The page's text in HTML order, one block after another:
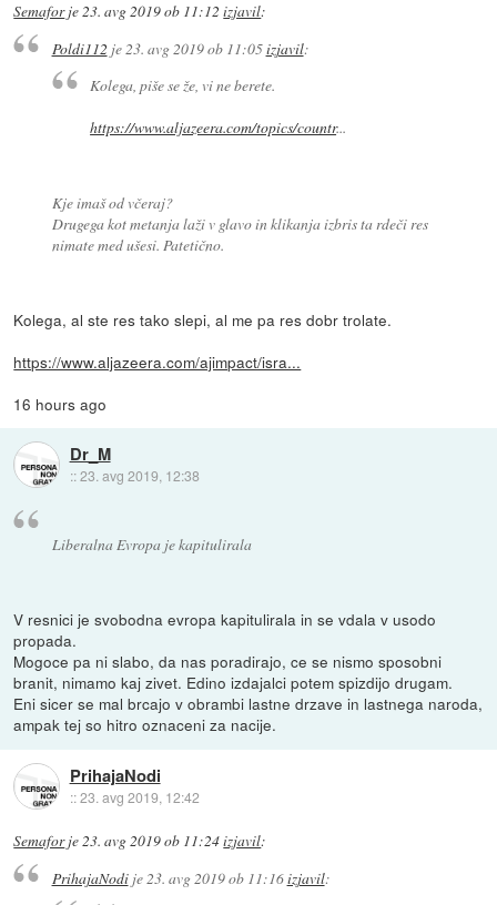
Semaforje23. avg 2019 ob 11:12 izjavil:
Poldi112je23. avg 2019 ob 11:05izjavil:
Kolega, piše se že, vi ne berete.
https://www.aljazeera.com/topics/countr...
Kje imaš od včeraj?
Drugega kot metanja laži v glavo in klikanja izbris ta rdeči res
nimate med ušesi. Patetično.
Kolega, al ste res tako slepi, al me pa res dobr trolate.
https://www.aljazeera.com/ajimpact/isra...
16 hours ago
Dr_M
::23. avg 2019, 12:38
Liberalna Evropa je kapitulirala
V resnici je svobodna evropa kapitulirala in se vdala v usodo
propada.
Mogoce pa ni slabo, da nas poradirajo, ce se nismo sposobni
branit, nimamo kaj zivet. Edino izdajalci potem spizdijo drugam.
Eni sicer se mal brcajo v obrambi lastne drzave in lastnega naroda,
ampak tej so hitro oznaceni za nacije.
PrihajaNodi
::23. avg 2019, 12:42
Semaforje23. avg 2019 ob 11:24izjavil:
PrihajaNodije23. avg 2019 ob 11:16izjavil: